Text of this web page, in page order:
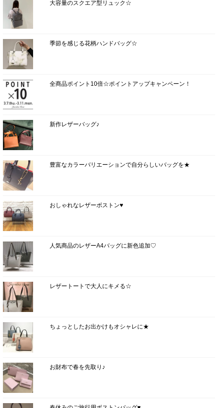
大容量のスクエア型リュック☆
季節を感じる花柄ハンドバッグ☆
全商品ポイント10倍☆ポイントアップキャンペーン！
新作レザーバッグ♪
豊富なカラーバリエーションで自分らしいバッグを★
おしゃれなレザーボストン♥
人気商品のレザーA4バッグに新色追加♡
レザートートで大人にキメる☆
ちょっとしたお出かけもオシャレに★
お財布で春を先取り♪